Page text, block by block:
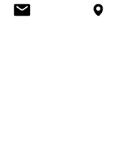
13.00
17.30-19.30